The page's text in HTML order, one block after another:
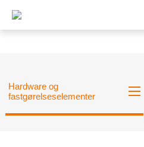
Hardware og
fastgørelseselementer